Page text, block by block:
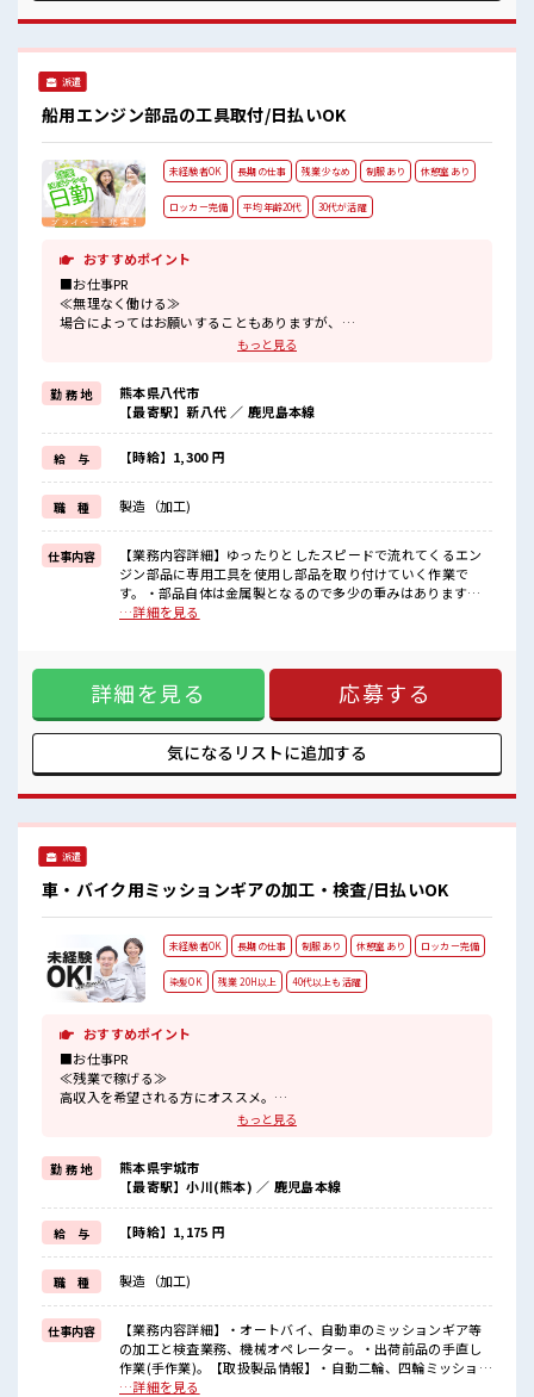
よく残業があるのでホドよく働きたい方にオススメ！
派遣
船用エンジン部品の工具取付/日払いOK
未経験者OK 長期の仕事 残業少なめ 制服あり 休憩室あり
ロッカー完備 平均年齢20代 30代が活躍
おすすめポイント
■お仕事PR
≪無理なく働ける≫
場合によってはお願いすることもありますが、
≪初めての仕事だけど自分にもできそう≫
新しいことにチャレンジするのは不安だけど、
しっかり働く環境が整っています！
イチからスキルUP・ステップUP目指していきましょう！
≪様々なお仕事をご提案≫
一人で悩まず気軽に相談できる、
派遣のお仕事です！
■職場の雰囲気
20代が多数活躍中！
社会人経験が浅くてもOK！
ここから経験積んでいきましょ！
休憩室で楽しくおしゃべり！
安心してお仕事に集中♪
もっと見る
勤 務 地
熊本県八代市
【最寄駅】新八代 ／ 鹿児島本線
給 与 【時給】1,300 円
職 種 製造（加工)
仕事内容
【業務内容詳細】ゆったりとしたスピードで流れてくるエン
ジン部品に専用工具を使用し部品を取り付けていく作業で
す。・部品自体は金属製となるので多少の重みはあります
が、 女性でも持てる重量の部品です。・丁寧な指導があり
無理なく働ける≫ 場合によってはお願いすることもあります
が、 残業はほとんどナシ！ 制服があると毎日の服選びに悩ま
ずOK♪ ≪初めての仕事だけど自分にもできそう≫ 新しいこ
とにチャレンジするのは不安だけど、 しっかり働く環境が整
っています！ イチからスキルUP・ステップUP目指していき
ましょう！ ≪様々なお仕事をご提案≫ 一人で悩まず気軽に相
躍中！ 社会人経験が浅くてもOK！ ここから経験積んでいき
ましょ！ 休憩室で楽しくおしゃべり！ ストレス解消☆ ロッカ
…詳細を見る
詳細を見る 応募する
気になるリストに追加する
派遣
車・バイク用ミッションギアの加工・検査/日払いOK
未経験者OK 長期の仕事 制服あり 休憩室あり ロッカー完備
染髪OK 残業 20H以上 40代以上も活躍
おすすめポイント
■お仕事PR
≪残業で稼げる≫
高収入を希望される方にオススメ。
残業は月20時間以上あります♪
派手過ぎなければ髪型や髪色自由♪
(規定有)≪ラクラク制服アリ≫
制服があるので、
毎日の服装の悩み解消♪
≪初めての仕事だけど自分にもできそう≫
新しいことにチャレンジするのは不安だけど、
しっかり働く環境が整っています！
イチからスキルUP・ステップUP目指していきましょう！
≪自分に合った期間で働ける≫
福利厚生が整った派遣のお仕事です！
■職場の雰囲気
キバツ過ぎなければ髪色・髪型は自由！
もっと見る
勤 務 地
熊本県宇城市
【最寄駅】小川(熊本) ／ 鹿児島本線
給 与 【時給】1,175 円
職 種 製造（加工)
仕事内容
【業務内容詳細】・オートバイ、自動車のミッションギア等
の加工と検査業務、機械オペレーター。・出荷前品の手直し
作業(手作業)。【取扱製品情報】・自動二輪、四輪ミッション
ギヤ・減速機部品・半導体製造装置部品 ■お仕事PR ≪残業で
…詳細を見る